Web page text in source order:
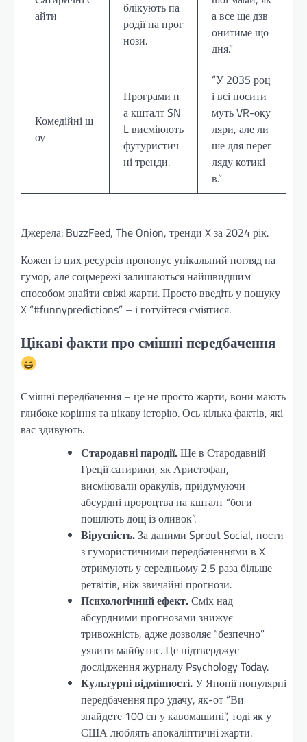
айти
блікують па
родії на прог
нози.
а все ще дзв
онитиме що
дня.”
Комедійні ш
оу
Програми н
а кшталт SN
L висміюють
футуристич
ні тренди.
“У 2035 роц
і всі носити
муть VR-оку
ляри, але ли
ше для перег
ляду котикі
в.”
Джерела: BuzzFeed, The Onion, тренди X за 2024 рік.
Кожен із цих ресурсів пропонує унікальний погляд на
гумор, але соцмережі залишаються найшвидшим
способом знайти свіжі жарти. Просто введіть у пошуку
X “#funnypredictions” – і готуйтеся сміятися.
Цікаві факти про смішні передбачення
Смішні передбачення – це не просто жарти, вони мають
глибоке коріння та цікаву історію. Ось кілька фактів, які
вас здивують.
Стародавні пародії.Ще в Стародавній
Греції сатирики, як Аристофан,
висміювали оракулів, придумуючи
абсурдні пророцтва на кшталт “боги
пошлють дощ із оливок”.
Вірусність.За даними Sprout Social, пости
з гумористичними передбаченнями в X
отримують у середньому 2,5 раза більше
ретвітів, ніж звичайні прогнози.
Психологічний ефект.Сміх над
абсурдними прогнозами знижує
тривожність, адже дозволяє “безпечно”
уявити майбутнє. Це підтверджує
дослідження журналу Psychology Today.
Культурні відмінності.У Японії популярні
передбачення про удачу, як-от “Ви
знайдете 100 єн у кавомашині”, тоді як у
США люблять апокаліптичні жарти.